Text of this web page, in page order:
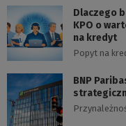
Dlaczego
KPO o
na kredyt
Popyt na
BNP